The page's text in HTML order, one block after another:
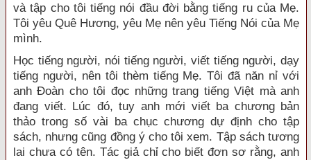
và tập cho tôi tiếng nói đầu đời bằng tiếng ru của Mẹ.
Tôi yêu Quê Hương, yêu Mẹ nên yêu Tiếng Nói của Mẹ
mình.
Học tiếng người, nói tiếng người, viết tiếng người, dạy
tiếng người, nên tôi thèm tiếng Mẹ. Tôi đã năn nỉ với
anh Đoàn cho tôi đọc những trang tiếng Việt mà anh
đang viết. Lúc đó, tuy anh mới viết ba chương bản
thảo trong số vài ba chục chương dự định cho tập
sách, nhưng cũng đồng ý cho tôi xem. Tập sách tương
lai chưa có tên. Tác giả chỉ cho biết đơn sơ rằng, anh